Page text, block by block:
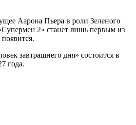
Аарона Пьера в роли Зеленого
2» станет лишь первым из
завтрашнего дня» состоится в
года.